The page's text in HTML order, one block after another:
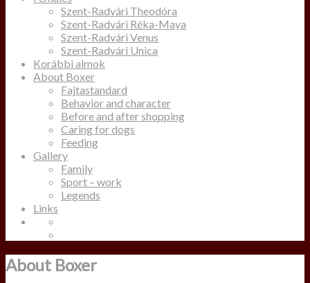
Szent-Radvári Theodóra
Szent-Radvári Réka-Maya
Szent-Radvári Venus
Szent-Radvári Unica
Korábbi almok
About Boxer
Fajtastandard
Behavior and character
Before and after shopping
Caring for dogs
Feeding
Gallery
Family
Sport – work
Legends
Links
About Boxer